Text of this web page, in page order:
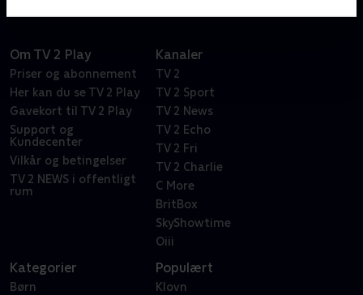
Om TV 2 Play
Priser og abonnement
Her kan du se TV 2 Play
Gavekort til TV 2 Play
Support og
Kundecenter
Vilkår og betingelser
TV 2 NEWS i offentligt
rum
Kanaler
TV 2
TV 2 Sport
TV 2 News
TV 2 Echo
TV 2 Fri
TV 2 Charlie
C More
BritBox
SkyShowtime
Oiii
Kategorier
Børn
Populært
Klovn